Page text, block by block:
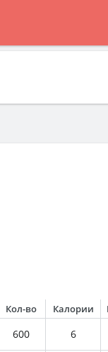
Кол-во Калории
600 6